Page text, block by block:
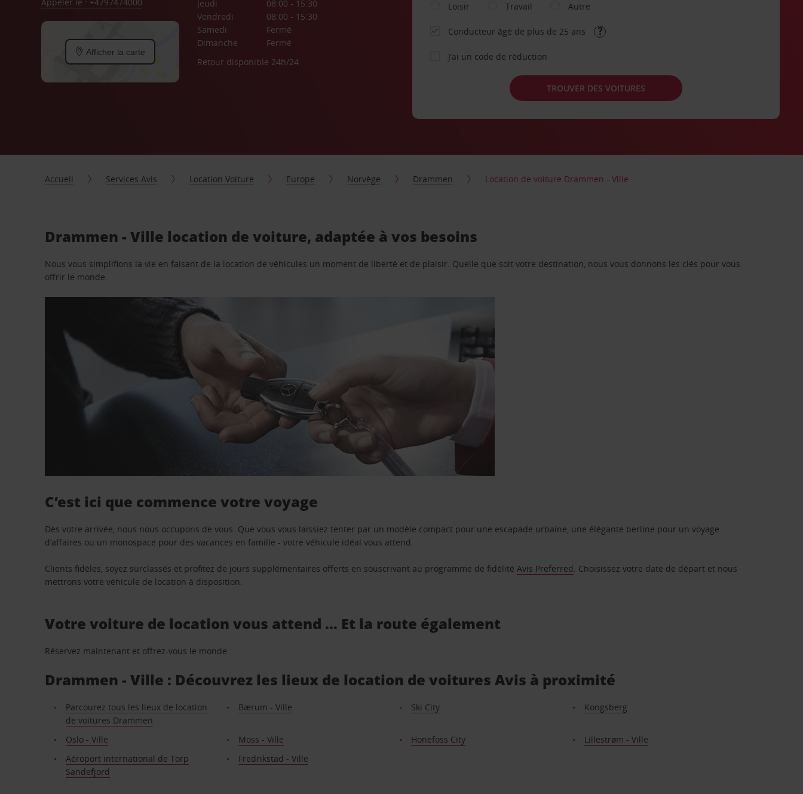
Afficher la carte
Jeudi
08:00 - 15:30
Vendredi
08:00 - 15:30
Samedi
Fermé
Dimanche
Fermé
Retour disponible 24h/24
Loisir
Travail Autre
Conducteur âgé de plus de 25 ans
J’ai un code de réduction
TROUVER DES VOITURES
Accueil Services Avis Location Voiture Europe Norvège Drammen Location de voiture Drammen - Ville
Drammen - Ville location de voiture, adaptée à vos besoins
Nous vous simplifions la vie en faisant de la location de véhicules un moment de liberté et de plaisir. Quelle que soit votre destination, nous vous donnons les clés pour vous
offrir le monde.
C’est ici que commence votre voyage
Dès votre arrivée, nous nous occupons de vous. Que vous vous laissiez tenter par un modèle compact pour une escapade urbaine, une élégante berline pour un voyage
d’affaires ou un monospace pour des vacances en famille - votre véhicule idéal vous attend.
Clients fidèles, soyez surclassés et profitez de jours supplémentaires offerts en souscrivant au programme de fidélitéAvis Preferred. Choisissez votre date de départ et nous
mettrons votre véhicule de location à disposition.
Votre voiture de location vous attend … Et la route également
Réservez maintenant et offrez-vous le monde.
Drammen - Ville : Découvrez les lieux de location de voitures Avis à proximité
Parcourez tous les lieux de location
de voitures Drammen
Bærum - Ville Ski City Kongsberg
Oslo - Ville Moss - Ville Honefoss City
Lillestrøm - Ville
Aéroport international de Torp
Sandefjord
Fredrikstad - Ville